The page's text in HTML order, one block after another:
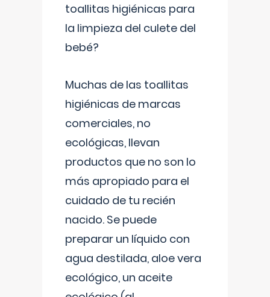
toallitas higiénicas para
la limpieza del culete del
bebé?
Muchas de las toallitas
higiénicas de marcas
comerciales, no
ecológicas, llevan
productos que no son lo
más apropiado para el
cuidado de tu recién
nacido. Se puede
preparar un líquido con
agua destilada, aloe vera
ecológico, un aceite